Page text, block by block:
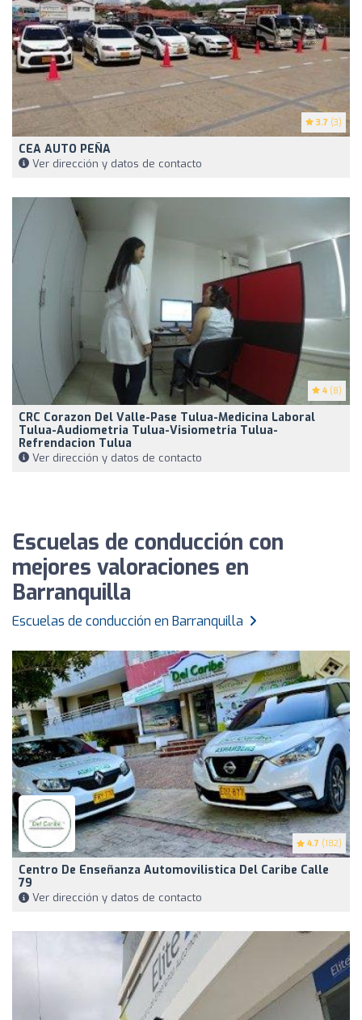
3.7 (3)
CEA AUTO PEÑA
Ver dirección y datos de contacto
4 (8)
CRC Corazon Del Valle-Pase Tulua-Medicina Laboral
Tulua-Audiometria Tulua-Visiometria Tulua-
Refrendacion Tulua
Ver dirección y datos de contacto
Escuelas de conducción con
mejores valoraciones en
Barranquilla
Escuelas de conducción en Barranquilla
4.7 (182)
Centro De Enseñanza Automovilistica Del Caribe Calle
79
Ver dirección y datos de contacto